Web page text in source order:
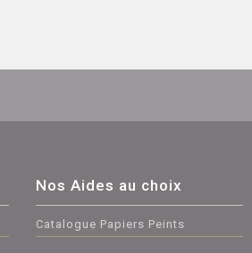
Nos Aides au choix
Catalogue Papiers Peints